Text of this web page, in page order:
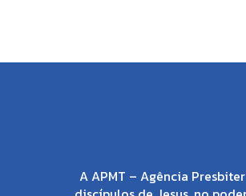
A APMT – Agência